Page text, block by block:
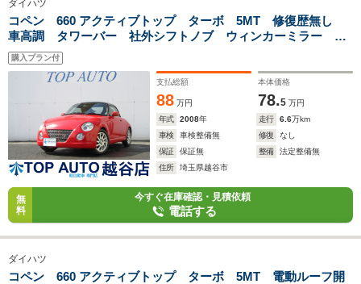
ダイハツ
コペン 660 アクティブトップ ターボ 5MT 修復歴無し
車高調 タワーバー 社外シフトノブ ウィンカーミラー
ETC フォグライト USB/AUX接続対応 CDデッキ 社外14
インチアルミ タイミングチェーン
購入プラン付
支払総額
88 万円
本体価格
78.5 万円
年式
2008年 走行 6.6万km
車検
車検整備無 修復
なし
保証
保証無 整備
法定整備無
住所
埼玉県越谷市
無
料
今すぐ在庫確認・見積依頼
電話する
ダイハツ
コペン 660 アクティブトップ ターボ 5MT 電動ルーフ開